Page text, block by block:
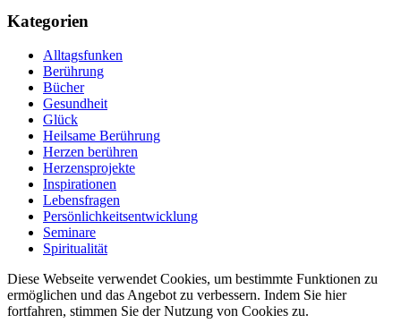
Kategorien
Alltagsfunken
Berührung
Bücher
Gesundheit
Glück
Heilsame Berührung
Herzen berühren
Herzensprojekte
Inspirationen
Lebensfragen
Persönlichkeitsentwicklung
Seminare
Spiritualität
Diese Webseite verwendet Cookies, um bestimmte Funktionen zu
ermöglichen und das Angebot zu verbessern. Indem Sie hier
fortfahren, stimmen Sie der Nutzung von Cookies zu.